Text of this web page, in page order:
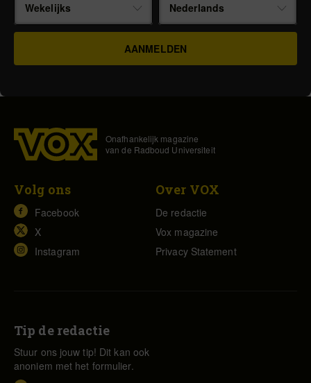
Wekelijks Nederlands
Onafhankelijk magazine
van de Radboud Universiteit
Volg ons
Facebook
X
Instagram
Over VOX
De redactie
Vox magazine
Privacy Statement
Tip de redactie
Stuur ons jouw tip! Dit kan ook
anoniem met het formulier.